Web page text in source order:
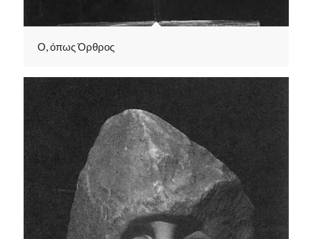
Ο, όπως Όρθρος